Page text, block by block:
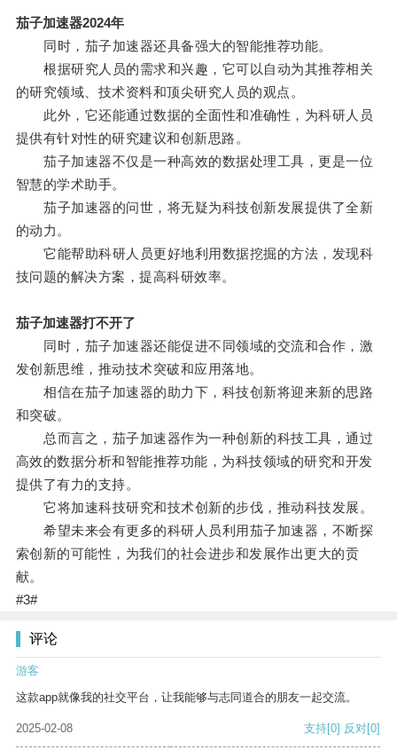
茄子加速器2024年
同时，茄子加速器还具备强大的智能推荐功能。
根据研究人员的需求和兴趣，它可以自动为其推荐相关
的研究领域、技术资料和顶尖研究人员的观点。
此外，它还能通过数据的全面性和准确性，为科研人员
提供有针对性的研究建议和创新思路。
茄子加速器不仅是一种高效的数据处理工具，更是一位
智慧的学术助手。
茄子加速器的问世，将无疑为科技创新发展提供了全新
的动力。
它能帮助科研人员更好地利用数据挖掘的方法，发现科
技问题的解决方案，提高科研效率。
茄子加速器打不开了
同时，茄子加速器还能促进不同领域的交流和合作，激
发创新思维，推动技术突破和应用落地。
相信在茄子加速器的助力下，科技创新将迎来新的思路
和突破。
总而言之，茄子加速器作为一种创新的科技工具，通过
高效的数据分析和智能推荐功能，为科技领域的研究和开发
提供了有力的支持。
它将加速科技研究和技术创新的步伐，推动科技发展。
希望未来会有更多的科研人员利用茄子加速器，不断探
索创新的可能性，为我们的社会进步和发展作出更大的贡
献。
#3#
评论
游客
这款app就像我的社交平台，让我能够与志同道合的朋友一起交流。
2025-02-08 支持[0] 反对[0]